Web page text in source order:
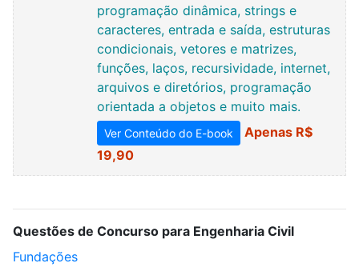
programação dinâmica, strings e
caracteres, entrada e saída, estruturas
condicionais, vetores e matrizes,
funções, laços, recursividade, internet,
arquivos e diretórios, programação
orientada a objetos e muito mais.
Ver Conteúdo do E-book
Apenas R$
19,90
Questões de Concurso para Engenharia Civil
Fundações